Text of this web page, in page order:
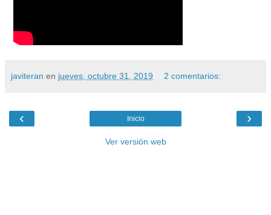
javiteran en jueves, octubre 31, 2019 2 comentarios:
‹ ›
Inicio
Ver versión web